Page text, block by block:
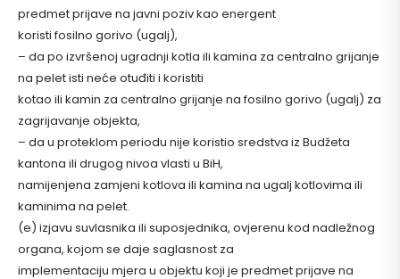
predmet prijave na javni poziv kao energent
koristi fosilno gorivo (ugalj),
– da po izvršenoj ugradnji kotla ili kamina za centralno grijanje
na pelet isti neće otuđiti i koristiti
kotao ili kamin za centralno grijanje na fosilno gorivo (ugalj) za
zagrijavanje objekta,
– da u proteklom periodu nije koristio sredstva iz Budžeta
kantona ili drugog nivoa vlasti u BiH,
namijenjena zamjeni kotlova ili kamina na ugalj kotlovima ili
kaminima na pelet.
(e) izjavu suvlasnika ili suposjednika, ovjerenu kod nadležnog
organa, kojom se daje saglasnost za
implementaciju mjera u objektu koji je predmet prijave na